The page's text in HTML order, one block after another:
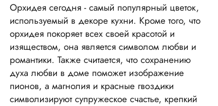
Орхидея сегодня - самый популярный цветок,
используемый в декоре кухни. Кроме того, что
орхидея покоряет всех своей красотой и
изяществом, она является символом любви и
романтики. Также считается, что сохранению
духа любви в доме поможет изображение
пионов, а магнолия и красные гвоздики
символизируют супружеское счастье, крепкий